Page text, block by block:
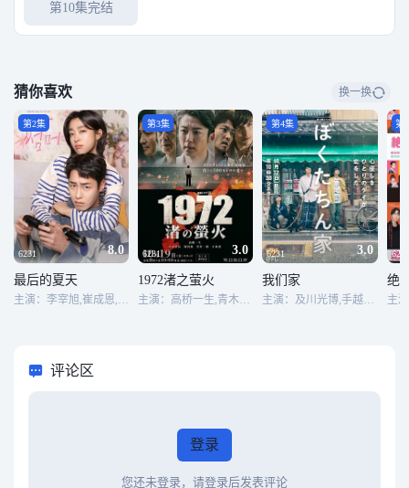
第10集完结
猜你喜欢 换一换
6231 8.0
第2集
最后的夏天
主演：李宰旭,崔成恩,安桐丘,郑宝美
6231 3.0
第3集
1972渚之萤火
主演：高桥一生,青木崇高,城田优,清島千楓,嘉岛陆,佐久本宝,广田亮平,藤木志ぃさー,柳原晴郎,泽村一树,小林薰,北香那
6231 3.0
第4集
我们家
主演：及川光博,手越祐也,白鸟玉季
6231
第
评论区
登录
您还未登录，请登录后发表评论